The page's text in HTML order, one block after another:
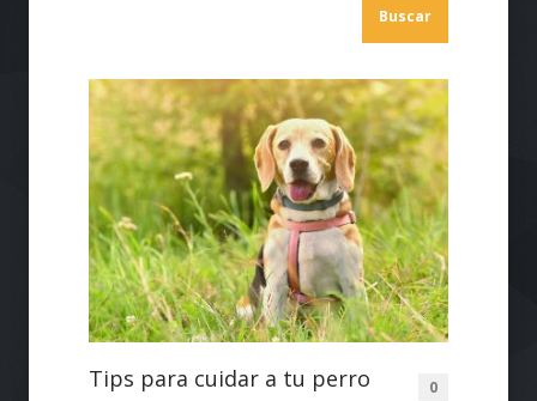
Tips para cuidar a tu perro 0